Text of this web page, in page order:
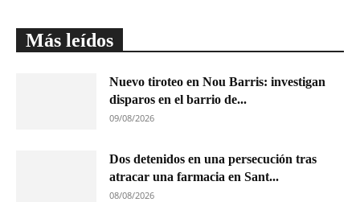
Más leídos
Nuevo tiroteo en Nou Barris: investigan
disparos en el barrio de...
09/08/2026
Dos detenidos en una persecución tras
atracar una farmacia en Sant...
08/08/2026